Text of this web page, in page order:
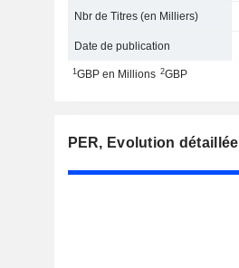
Nbr de Titres (en Milliers)
Date de publication
1GBP en Millions 2GBP
PER, Evolution détaillée